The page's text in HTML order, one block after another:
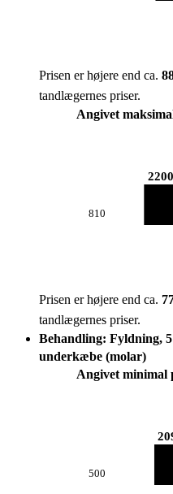
Prisen er højere end ca.
tandlægernes priser.
Angivet
810
2200
Prisen er højere end ca.
tandlægernes priser.
Behandling: Fyldning,
underkæbe (molar)
Angivet minimal
500